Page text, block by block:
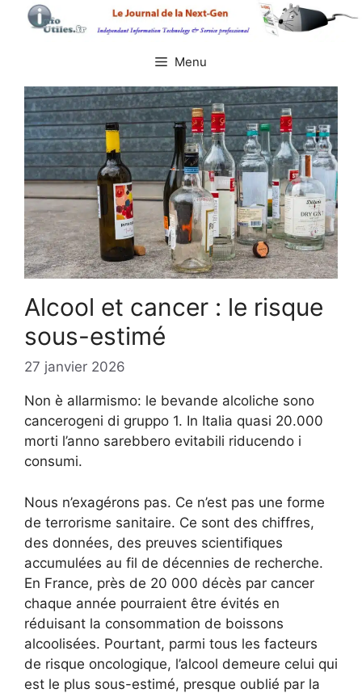
Aller
Menu
Alcool et cancer : le risque
sous-estimé
27 janvier 2026
Non è allarmismo: le bevande alcoliche sono
cancerogeni di gruppo 1. In Italia quasi 20.000
morti l’anno sarebbero evitabili riducendo i
consumi.
Nous n’exagérons pas. Ce n’est pas une forme
de terrorisme sanitaire. Ce sont des chiffres,
des données, des preuves scientifiques
accumulées au fil de décennies de recherche.
En France, près de 20 000 décès par cancer
chaque année pourraient être évités en
réduisant la consommation de boissons
alcoolisées. Pourtant, parmi tous les facteurs
de risque oncologique, l’alcool demeure celui qui
est le plus sous-estimé, presque oublié par la